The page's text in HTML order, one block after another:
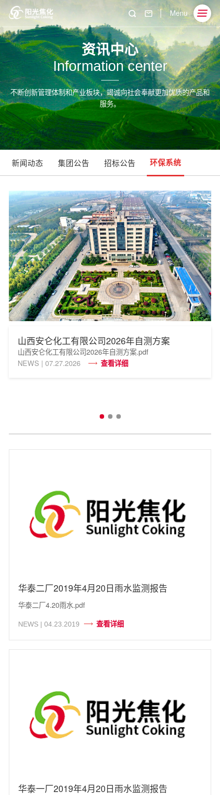
Menu
资讯中心
Information center
不断创新管理体制和产业板块，竭诚向社会奉献更加优质的产品和
服务。
新闻动态 集团公告 招标公告 环保系统
山西安仑化工有限公司2026年自测方案
山西安仑化工有限公司2026年自测方案.pdf
NEWS | 07.27.2026
查看详细
华泰二厂2019年4月20日雨水监测报告
华泰二厂4.20雨水.pdf
NEWS | 04.23.2019 查看详细
华泰一厂2019年4月20日雨水监测报告